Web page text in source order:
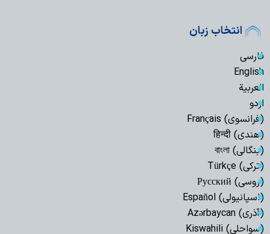
انتخاب زبان
فارسی
English
العربیة
اردو
(فرانسوی) Français
(هندی) हिन्दी
(بنگالی) বাংলা
(ترکی) Türkçe
(روسی) Русский
(اسپانیولی) Español
(آذری) Azərbaycan
(سواحلی) Kiswahili